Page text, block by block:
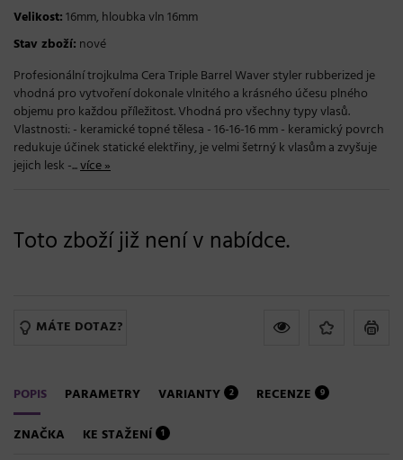
Velikost:16mm, hloubka vln 16mm
Stav zboží: nové
Profesionální trojkulma Cera Triple Barrel Waver styler rubberized je
vhodná pro vytvoření dokonale vlnitého a krásného účesu plného
objemu pro každou příležitost. Vhodná pro všechny typy vlasů.
Vlastnosti: - keramické topné tělesa - 16-16-16 mm - keramický povrch
redukuje účinek statické elektřiny, je velmi šetrný k vlasům a zvyšuje
jejich lesk -...více »
Toto zboží již není v nabídce.
MÁTE DOTAZ?
POPIS PARAMETRY VARIANTY 2 RECENZE 9
ZNAČKA KE STAŽENÍ 1